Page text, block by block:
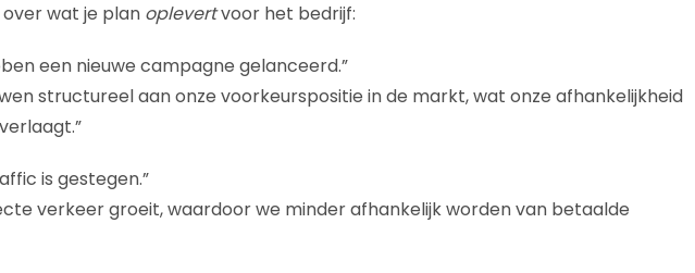
wat je plan oplevertvoor het bedrijf:
een nieuwe campagne gelanceerd.”
structureel aan onze voorkeurspositie in de markt, wat onze afhankelijkheid
is gestegen.”
verkeer groeit, waardoor we minder afhankelijk worden van betaalde